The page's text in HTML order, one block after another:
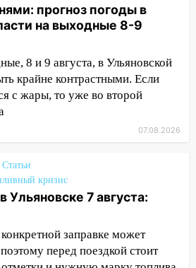
бесплатно покажут
открытым небом
прибор для
могут вернуть деньги
закрывшегося фитнес-
Ульяновской
в порядок детские
проверяет
в селе Кивать
прогноз погоды в
на выходные 8-9
8 и 9 августа, в Ульяновской
крайне контрастными. Если
с жары, то уже во второй
07.08.2026
Статьи
кризис
Ульяновске 7 августа:
заправке может
перед поездкой стоит